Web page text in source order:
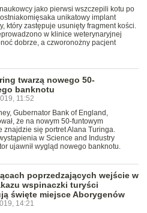
jako pierwsi wszczepili kotu po
unikatowy implant
który zastępuje usunięty fragment kości.
w klinice weterynaryjnej
dobrze, a czworonożny pacjent
twarzą nowego 50-
banknotu
11:52
Gubernator Bank of England,
że na nowym 50-funtowym
znajdzie się portret Alana Turinga.
w Science and Industry
ujawnił wygląd nowego banknotu.
poprzedzających wejście w
wspinaczki turyści
święte miejsce Aborygenów
14:21